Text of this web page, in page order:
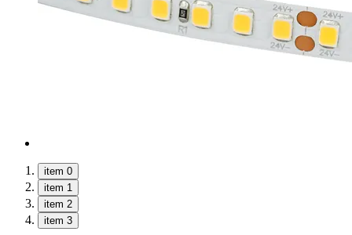
item 0
item 1
item 2
item 3